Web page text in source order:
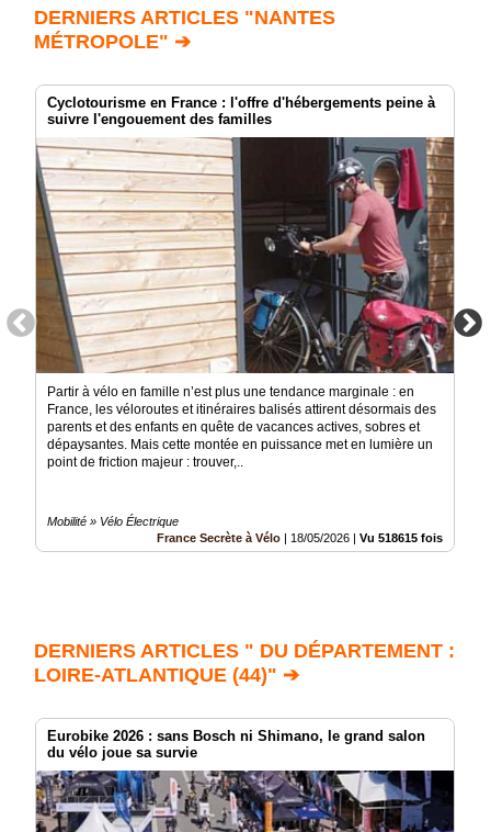
DERNIERS ARTICLES "NANTES
MÉTROPOLE" ➔
Cyclotourisme en France : l'offre d'hébergements peine à
suivre l'engouement des familles
Partir à vélo en famille n’est plus une tendance marginale : en
France, les véloroutes et itinéraires balisés attirent désormais des
parents et des enfants en quête de vacances actives, sobres et
dépaysantes. Mais cette montée en puissance met en lumière un
point de friction majeur : trouver,..
Mobilité » Vélo Électrique
France Secrète à Vélo
18/05/2026 Vu 518615 fois
DERNIERS ARTICLES " DU DÉPARTEMENT :
LOIRE-ATLANTIQUE (44)" ➔
Eurobike 2026 : sans Bosch ni Shimano, le grand salon
du vélo joue sa survie